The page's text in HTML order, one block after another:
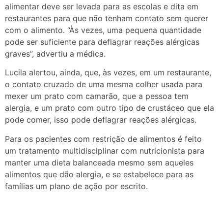
alimentar deve ser levada para as escolas e dita em
restaurantes para que não tenham contato sem querer
com o alimento. “Às vezes, uma pequena quantidade
pode ser suficiente para deflagrar reações alérgicas
graves”, advertiu a médica.
Lucila alertou, ainda, que, às vezes, em um restaurante,
o contato cruzado de uma mesma colher usada para
mexer um prato com camarão, que a pessoa tem
alergia, e um prato com outro tipo de crustáceo que ela
pode comer, isso pode deflagrar reações alérgicas.
Para os pacientes com restrição de alimentos é feito
um tratamento multidisciplinar com nutricionista para
manter uma dieta balanceada mesmo sem aqueles
alimentos que dão alergia, e se estabelece para as
famílias um plano de ação por escrito.